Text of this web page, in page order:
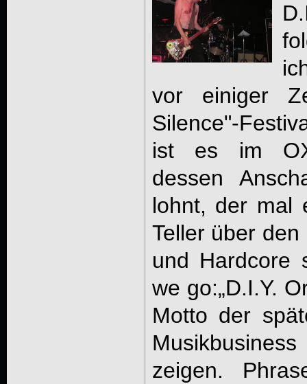
vor einiger
Silence"-
ist es im
dessen
lohnt, der mal
Teller über
und Hardcore
we go:„D.I.Y.
Motto der
zeigen.